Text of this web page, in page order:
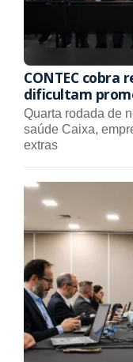
CONTEC cobra
dificultam
Quarta rodada de
saúde Caixa,
extras